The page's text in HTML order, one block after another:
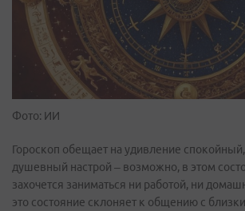
Фото: ИИ
Гороскоп обещает на удивление
душевный настрой – возможно, в этом
захочется заниматься ни работой, ни
это состояние склоняет к общению с